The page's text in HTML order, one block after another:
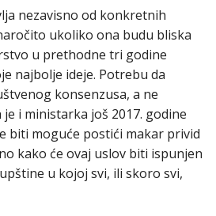
nezavisno od konkretnih
ukoliko ona budu bliska
u prethodne tri godine
najbolje ideje. Potrebu da
konsenzusa, a ne
i ministarka još 2017. godine
biti moguće postići makar privid
kako će ovaj uslov biti ispunjen
u kojoj svi, ili skoro svi,